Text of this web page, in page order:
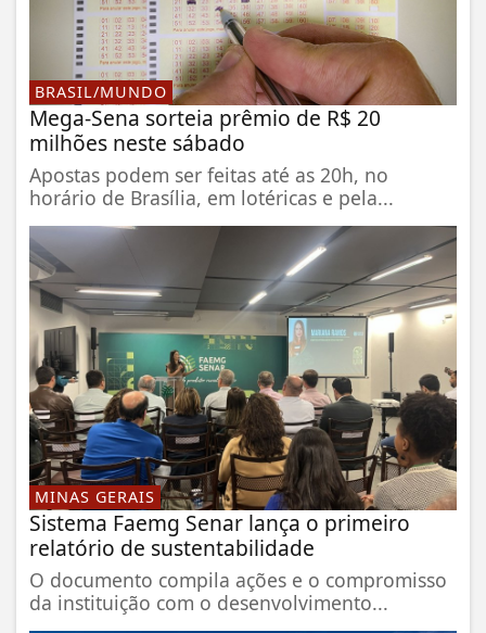
BRASIL/MUNDO
Mega-Sena sorteia prêmio de R$ 20
milhões neste sábado
Apostas podem ser feitas até as 20h, no
horário de Brasília, em lotéricas e pela...
MINAS GERAIS
Sistema Faemg Senar lança o primeiro
relatório de sustentabilidade
O documento compila ações e o compromisso
da instituição com o desenvolvimento...